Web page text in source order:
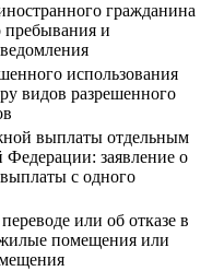
гражданина
пребывания и
использования
видов разрешенного
выплаты отдельным
Федерации: заявление о
с одного
или об отказе в
помещения или